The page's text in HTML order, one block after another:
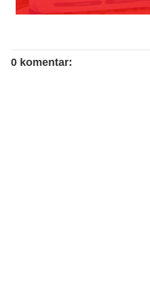
0 komentar: